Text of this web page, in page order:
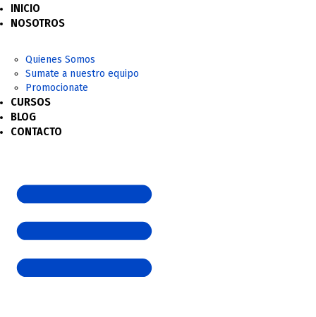
INICIO
NOSOTROS
Quienes Somos
Sumate a nuestro equipo
Promocionate
CURSOS
BLOG
CONTACTO